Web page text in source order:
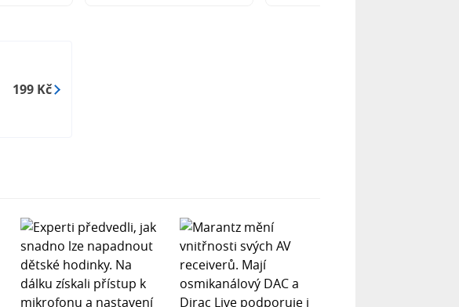
199 Kč